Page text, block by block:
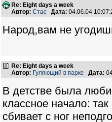
Re: Eight days a week
Автор: Стас Дата: 04.06.04
Народ,вам не
Re: Eight days a week
Автор: Гуляющий в парке Дата:
В детстве была
классное начало:
сбивает с ног